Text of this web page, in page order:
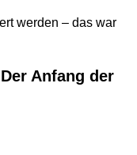
werden – das war
Anfang der